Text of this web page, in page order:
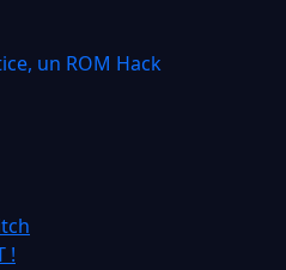
un ROM Hack
!